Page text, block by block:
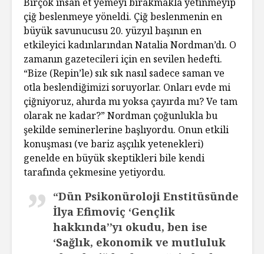
çiğ beslenmeye yöneldi. Çiğ beslenmenin en
büyük savunucusu 20. yüzyıl başının en
etkileyici kadınlarından Natalia Nordman’dı. O
zamanın gazetecileri için en sevilen hedefti.
“Bize (Repin’le) sık sık nasıl sadece saman ve
otla beslendiğimizi soruyorlar. Onları evde mi
çiğniyoruz, ahırda mı yoksa çayırda mı? Ve tam
olarak ne kadar?” Nordman çoğunlukla bu
şekilde seminerlerine başlıyordu. Onun etkili
konuşması (ve bariz aşçılık yetenekleri)
genelde en büyük skeptikleri bile kendi
tarafında çekmesine yetiyordu.
“Dün Psikonüroloji Enstitüsünde
İlya Efimoviç ‘Gençlik
hakkında’’yı okudu, ben ise
‘Sağlık, ekonomik ve mutluluk